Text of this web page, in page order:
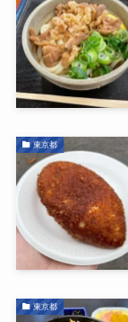
東京都
東京都